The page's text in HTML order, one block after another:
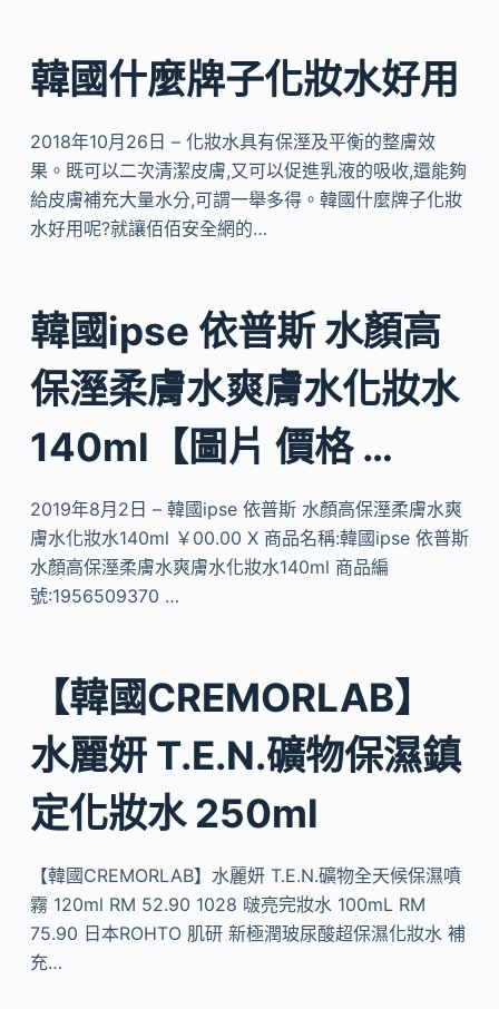
韓國什麼牌子化妝水好用
2018年10月26日 – 化妝水具有保溼及平衡的整膚效
果。既可以二次清潔皮膚,又可以促進乳液的吸收,還能夠
給皮膚補充大量水分,可謂一舉多得。韓國什麼牌子化妝
水好用呢?就讓佰佰安全網的…
韓國ipse 依普斯 水顏高
保溼柔膚水爽膚水化妝水
140ml【圖片 價格 …
2019年8月2日 – 韓國ipse 依普斯 水顏高保溼柔膚水爽
膚水化妝水140ml ￥00.00 X 商品名稱:韓國ipse 依普斯
水顏高保溼柔膚水爽膚水化妝水140ml 商品編
號:1956509370 …
【韓國CREMORLAB】
水麗妍 T.E.N.礦物保濕鎮
定化妝水 250ml
【韓國CREMORLAB】水麗妍 T.E.N.礦物全天候保濕噴
霧 120ml RM 52.90 1028 啵亮完妝水 100mL RM
75.90 日本ROHTO 肌研 新極潤玻尿酸超保濕化妝水 補
充…